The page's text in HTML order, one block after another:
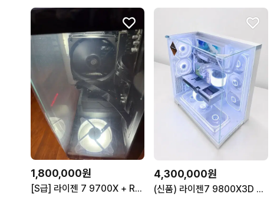
1,800,000원
[S급] 라이젠 7 9700X + RTX 5060 + 32G + SSD 1TB 최고사양 PC 판매합니다.
4,300,000원
(신품) 라이젠7 9800X3D RTX5080 화이트 컴퓨터 팝니다